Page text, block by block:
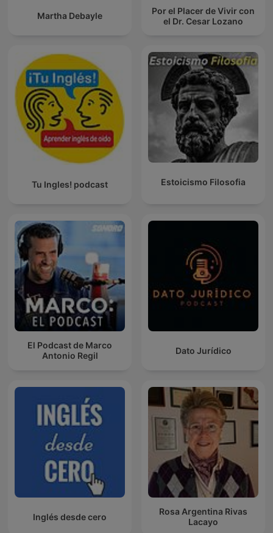
Martha Debayle
Por el Placer de Vivir con
el Dr. Cesar Lozano
Tu Ingles! podcast Estoicismo Filosofia
El Podcast de Marco
Antonio Regil
Dato Jurídico
Inglés desde cero
Rosa Argentina Rivas
Lacayo